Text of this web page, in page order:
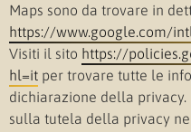
Maps sono da trovare in
https://www.google.com/
Visiti il sito https://
hl=it per trovare tutte le
dichiarazione della
sulla tutela della privacy